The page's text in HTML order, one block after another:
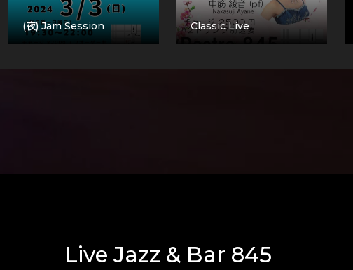
(夜) Jam Session Classic Live
Live Jazz & Bar 845